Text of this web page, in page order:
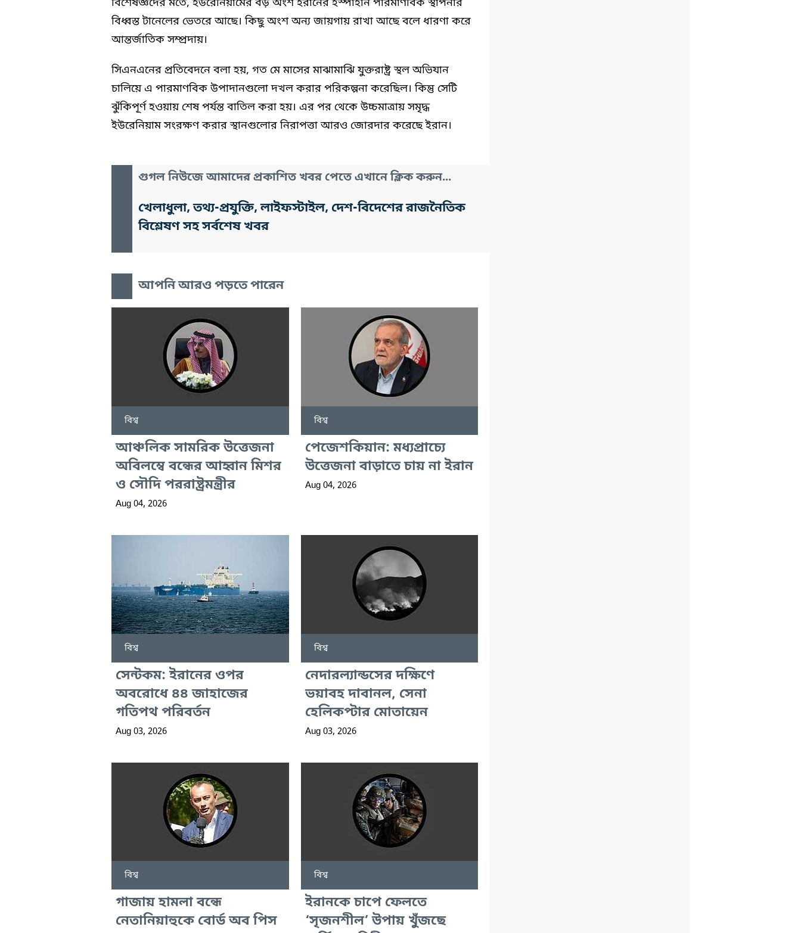
বিশেষজ্ঞদের মতে, ইউরেনিয়ামের বড় অংশ ইরানের ইস্পাহান পারমাণবিক স্থাপনার
বিধ্বস্ত টানেলের ভেতরে আছে। কিছু অংশ অন্য জায়গায় রাখা আছে বলে ধারণা করে
আন্তর্জাতিক সম্প্রদায়।
সিএনএনের প্রতিবেদনে বলা হয়, গত মে মাসের মাঝামাঝি যুক্তরাষ্ট্র স্থল অভিযান
চালিয়ে এ পারমাণবিক উপাদানগুলো দখল করার পরিকল্পনা করেছিল। কিন্তু সেটি
ঝুঁকিপূর্ণ হওয়ায় শেষ পর্যন্ত বাতিল করা হয়। এর পর থেকে উচ্চমাত্রায় সমৃদ্ধ
ইউরেনিয়াম সংরক্ষণ করার স্থানগুলোর নিরাপত্তা আরও জোরদার করেছে ইরান।
গুগল নিউজে আমাদের প্রকাশিত খবর পেতে এখানে ক্লিক করুন...
খেলাধুলা, তথ্য-প্রযুক্তি, লাইফস্টাইল, দেশ-বিদেশের রাজনৈতিক
বিশ্লেষণ সহ সর্বশেষ খবর
আপনি আরও পড়তে পারেন
বিশ্ব
আঞ্চলিক সামরিক উত্তেজনা
অবিলম্বে বন্ধের আহ্বান মিশর
ও সৌদি পররাষ্ট্রমন্ত্রীর
Aug 04, 2026
বিশ্ব
পেজেশকিয়ান: মধ্যপ্রাচ্যে
উত্তেজনা বাড়াতে চায় না ইরান
Aug 04, 2026
বিশ্ব
সেন্টকম: ইরানের ওপর
অবরোধে ৪৪ জাহাজের
গতিপথ পরিবর্তন
Aug 03, 2026
বিশ্ব
নেদারল্যান্ডসের দক্ষিণে
ভয়াবহ দাবানল, সেনা
হেলিকপ্টার মোতায়েন
Aug 03, 2026
বিশ্ব
গাজায় হামলা বন্ধে
নেতানিয়াহুকে বোর্ড অব পিস
বিশ্ব
ইরানকে চাপে ফেলতে
‘সৃজনশীল’ উপায় খুঁজছে